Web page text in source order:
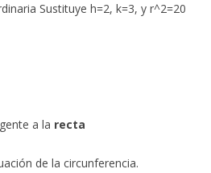
Sustituye h=2, k=3, y r^2=20
a la recta
de la circunferencia.